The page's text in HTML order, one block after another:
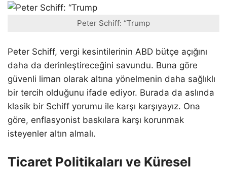
Peter Schiff: “Trump
Peter Schiff, vergi kesintilerinin ABD bütçe açığını
daha da derinleştireceğini savundu. Buna göre
güvenli liman olarak altına yönelmenin daha sağlıklı
bir tercih olduğunu ifade ediyor. Burada da aslında
klasik bir Schiff yorumu ile karşı karşıyayız. Ona
göre, enflasyonist baskılara karşı korunmak
isteyenler altın almalı.
Ticaret Politikaları ve Küresel